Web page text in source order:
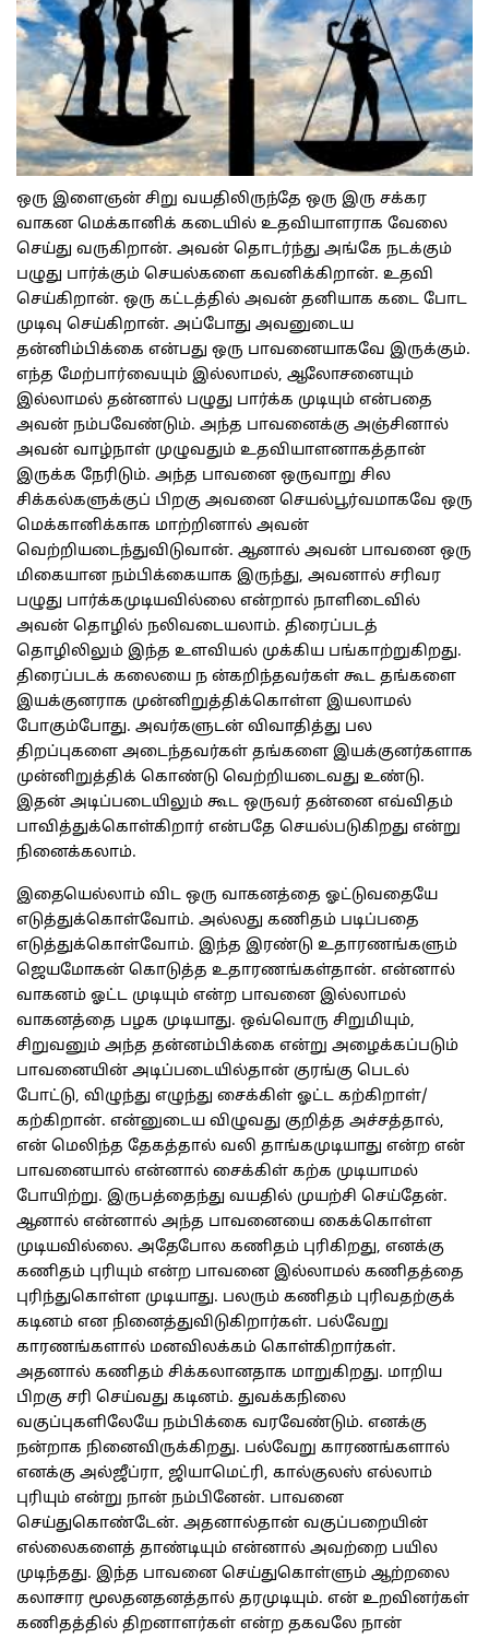
ஒரு இளைஞன் சிறு வயதிலிருந்தே ஒரு இரு சக்கர
வாகன மெக்கானிக் கடையில் உதவியாளராக வேலை
செய்து வருகிறான். அவன் தொடர்ந்து அங்கே நடக்கும்
பழுது பார்க்கும் செயல்களை கவனிக்கிறான். உதவி
செய்கிறான். ஒரு கட்டத்தில் அவன் தனியாக கடை போட
முடிவு செய்கிறான். அப்போது அவனுடைய
தன்னிம்பிக்கை என்பது ஒரு பாவனையாகவே இருக்கும்.
எந்த மேற்பார்வையும் இல்லாமல், ஆலோசனையும்
இல்லாமல் தன்னால் பழுது பார்க்க முடியும் என்பதை
அவன் நம்பவேண்டும். அந்த பாவனைக்கு அஞ்சினால்
அவன் வாழ்நாள் முழுவதும் உதவியாளனாகத்தான்
இருக்க நேரிடும். அந்த பாவனை ஒருவாறு சில
சிக்கல்களுக்குப் பிறகு அவனை செயல்பூர்வமாகவே ஒரு
மெக்கானிக்காக மாற்றினால் அவன்
வெற்றியடைந்துவிடுவான். ஆனால் அவன் பாவனை ஒரு
மிகையான நம்பிக்கையாக இருந்து, அவனால் சரிவர
பழுது பார்க்கமுடியவில்லை என்றால் நாளிடைவில்
அவன் தொழில் நலிவடையலாம். திரைப்படத்
தொழிலிலும் இந்த உளவியல் முக்கிய பங்காற்றுகிறது.
திரைப்படக் கலையை ந ன்கறிந்தவர்கள் கூட தங்களை
இயக்குனராக முன்னிறுத்திக்கொள்ள இயலாமல்
போகும்போது. அவர்களுடன் விவாதித்து பல
திறப்புகளை அடைந்தவர்கள் தங்களை இயக்குனர்களாக
முன்னிறுத்திக் கொண்டு வெற்றியடைவது உண்டு.
இதன் அடிப்படையிலும் கூட ஒருவர் தன்னை எவ்விதம்
பாவித்துக்கொள்கிறார் என்பதே செயல்படுகிறது என்று
நினைக்கலாம்.
இதையெல்லாம் விட ஒரு வாகனத்தை ஓட்டுவதையே
எடுத்துக்கொள்வோம். அல்லது கணிதம் படிப்பதை
எடுத்துக்கொள்வோம். இந்த இரண்டு உதாரணங்களும்
ஜெயமோகன் கொடுத்த உதாரணங்கள்தான். என்னால்
வாகனம் ஓட்ட முடியும் என்ற பாவனை இல்லாமல்
வாகனத்தை பழக முடியாது. ஒவ்வொரு சிறுமியும்,
சிறுவனும் அந்த தன்னம்பிக்கை என்று அழைக்கப்படும்
பாவனையின் அடிப்படையில்தான் குரங்கு பெடல்
போட்டு, விழுந்து எழுந்து சைக்கிள் ஓட்ட கற்கிறாள்/
கற்கிறான். என்னுடைய விழுவது குறித்த அச்சத்தால்,
என் மெலிந்த தேகத்தால் வலி தாங்கமுடியாது என்ற என்
பாவனையால் என்னால் சைக்கிள் கற்க முடியாமல்
போயிற்று. இருபத்தைந்து வயதில் முயற்சி செய்தேன்.
ஆனால் என்னால் அந்த பாவனையை கைக்கொள்ள
முடியவில்லை. அதேபோல கணிதம் புரிகிறது, எனக்கு
கணிதம் புரியும் என்ற பாவனை இல்லாமல் கணிதத்தை
புரிந்துகொள்ள முடியாது. பலரும் கணிதம் புரிவதற்குக்
கடினம் என நினைத்துவிடுகிறார்கள். பல்வேறு
காரணங்களால் மனவிலக்கம் கொள்கிறார்கள்.
அதனால் கணிதம் சிக்கலானதாக மாறுகிறது. மாறிய
பிறகு சரி செய்வது கடினம். துவக்கநிலை
வகுப்புகளிலேயே நம்பிக்கை வரவேண்டும். எனக்கு
நன்றாக நினைவிருக்கிறது. பல்வேறு காரணங்களால்
எனக்கு அல்ஜீப்ரா, ஜியாமெட்ரி, கால்குலஸ் எல்லாம்
புரியும் என்று நான் நம்பினேன். பாவனை
செய்துகொண்டேன். அதனால்தான் வகுப்பறையின்
எல்லைகளைத் தாண்டியும் என்னால் அவற்றை பயில
முடிந்தது. இந்த பாவனை செய்துகொள்ளும் ஆற்றலை
கலாசார மூலதனதனத்தால் தரமுடியும். என் உறவினர்கள்
கணிதத்தில் திறனாளர்கள் என்ற தகவலே நான்